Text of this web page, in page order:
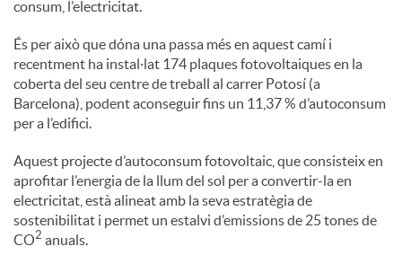
consum, l’electricitat.
És per això que dóna una passa més en aquest camí i
recentment ha instal·lat 174 plaques fotovoltaiques en la
coberta del seu centre de treball al carrer Potosí (a
Barcelona), podent aconseguir fins un 11,37 % d’autoconsum
per a l’edifici.
Aquest projecte d’autoconsum fotovoltaic, que consisteix en
aprofitar l’energia de la llum del sol per a convertir-la en
electricitat, està alineat amb la seva estratègia de
sostenibilitat i permet un estalvi d’emissions de 25 tones de
CO2 anuals.